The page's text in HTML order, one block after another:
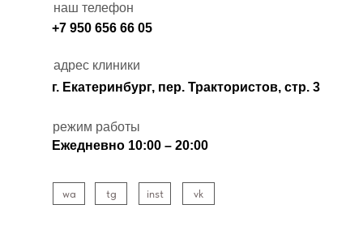
г. Екатеринбург, пер. Трактористов, стр. 3
адрес клиники
+7 950 656 66 05
наш телефон
Ежедневно 10:00 – 20:00
режим работы
wa tg inst vk